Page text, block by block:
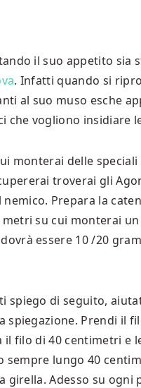
il suo appetito
. Infatti quando si
al suo muso esche
che vogliono insidiare
monterai delle
troverai gli
Prepara la
su cui monterai
essere 10 /20
spiego di seguito,
Prendi il
filo di 40 centimetri e
sempre lungo 40
girella. Adesso su